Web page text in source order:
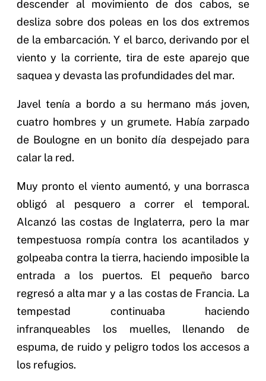
descender al movimiento de dos cabos, se
desliza sobre dos poleas en los dos extremos
de la embarcación. Y el barco, derivando por el
viento y la corriente, tira de este aparejo que
saquea y devasta las profundidades del mar.
Javel tenía a bordo a su hermano más joven,
cuatro hombres y un grumete. Había zarpado
de Boulogne en un bonito día despejado para
calar la red.
Muy pronto el viento aumentó, y una borrasca
obligó al pesquero a correr el temporal.
Alcanzó las costas de Inglaterra, pero la mar
tempestuosa rompía contra los acantilados y
golpeaba contra la tierra, haciendo imposible la
entrada a los puertos. El pequeño barco
regresó a alta mar y a las costas de Francia. La
tempestad continuaba haciendo
infranqueables los muelles, llenando de
espuma, de ruido y peligro todos los accesos a
los refugios.